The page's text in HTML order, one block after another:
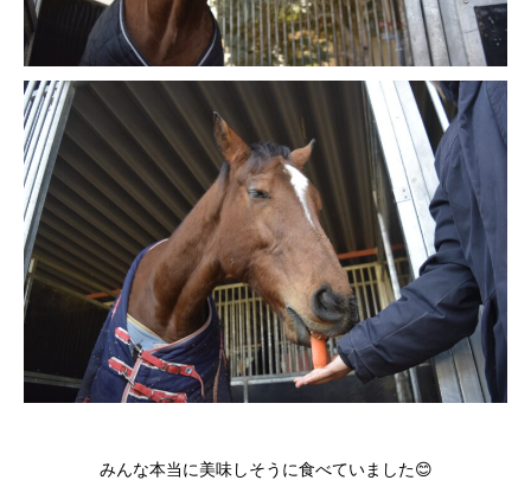
みんな本当に美味しそうに食べていました😊